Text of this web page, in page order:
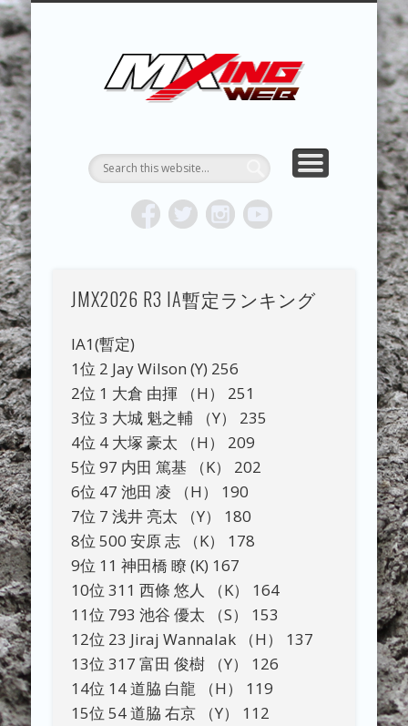
トク
HOME
TOPICS
ABOUT MX
RESULTS
REPORT
MXING & MXING＋PLUS
HYPER MXING
CONTACT
JMX2026 R3 IA暫定ランキング
IA1(暫定)
1位 2 Jay Wilson (Y) 256
2位 1 大倉 由揮 （H） 251
3位 3 大城 魁之輔 （Y） 235
4位 4 大塚 豪太 （H） 209
5位 97 内田 篤基 （K） 202
6位 47 池田 凌 （H） 190
7位 7 浅井 亮太 （Y） 180
8位 500 安原 志 （K） 178
9位 11 神田橋 瞭 (K) 167
10位 311 西條 悠人 （K） 164
11位 793 池谷 優太 （S） 153
12位 23 Jiraj Wannalak （H） 137
13位 317 富田 俊樹 （Y） 126
14位 14 道脇 白龍 （H） 119
15位 54 道脇 右京 （Y） 112